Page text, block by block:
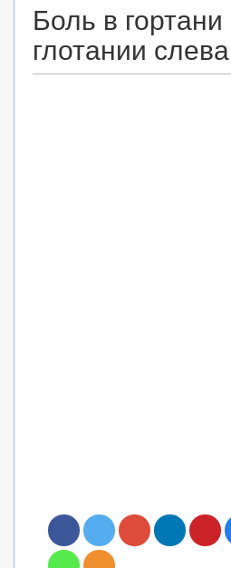
Боль в гортани
глотании слева